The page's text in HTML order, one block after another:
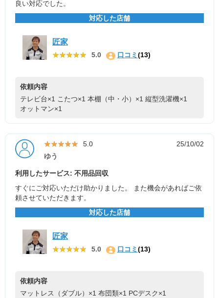
良い対応でした。
対応した店舗
匠家
★★★★★
★★★★★ 5.0 口コミ(13)
依頼内容
テレビ台×1 こたつ×1 本棚（中・小）×1 縦型洗濯機×1
オットマン×1
★★★★★
★★★★★ 5.0
25/10/02
ゆう
利用したサービス: 不用品回収
すぐにご対応いただけ助かりました。 また機会があればご依
頼させていただきます。
対応した店舗
匠家
★★★★★
★★★★★ 5.0 口コミ(13)
依頼内容
マットレス（ダブル）×1 布団類×1 PCデスク×1